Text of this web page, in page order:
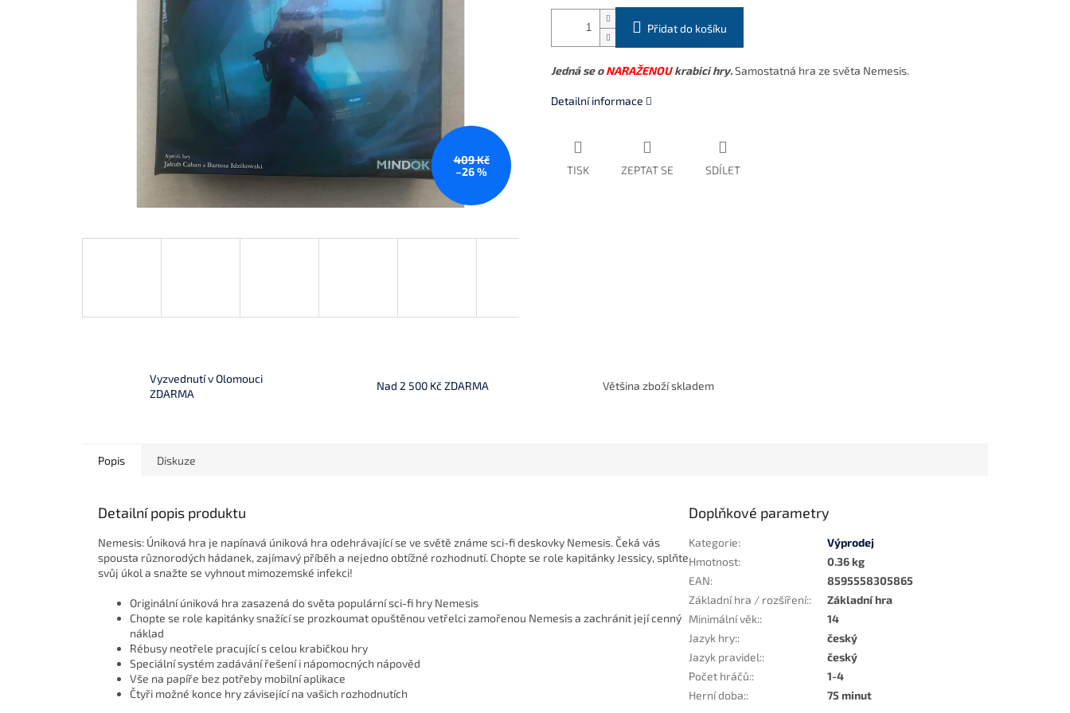
409 Kč
–26 %
Přidat do košíku
Jedná se oNARAŽENOUkrabici hry.Samostatná hra ze světa Nemesis.
Detailní informace
TISK ZEPTAT SE SDÍLET
Vyzvednutí v Olomouci
ZDARMA
Nad 2 500 Kč ZDARMA Většina zboží skladem
Popis Diskuze
Detailní popis produktu
Nemesis: Úniková hra je napínavá úniková hra odehrávající se ve světě známe sci-fi deskovky Nemesis. Čeká vás
spousta různorodých hádanek, zajímavý příběh a nejedno obtížné rozhodnutí. Chopte se role kapitánky Jessicy, splňte
svůj úkol a snažte se vyhnout mimozemské infekci!
Originální úniková hra zasazená do světa populární sci-fi hry Nemesis
Chopte se role kapitánky snažící se prozkoumat opuštěnou vetřelci zamořenou Nemesis a zachránit její cenný
náklad
Rébusy neotřele pracující s celou krabičkou hry
Speciální systém zadávání řešení i nápomocných nápověd
Vše na papíře bez potřeby mobilní aplikace
Čtyři možné konce hry závisející na vašich rozhodnutích
Doplňkové parametry
Kategorie:
Výprodej
Hmotnost:
0.36 kg
EAN:
8595558305865
Základní hra / rozšíření::
Základní hra
Minimální věk::
14
Jazyk hry::
český
Jazyk pravidel::
český
Počet hráčů::
1-4
Herní doba:: 75 minut